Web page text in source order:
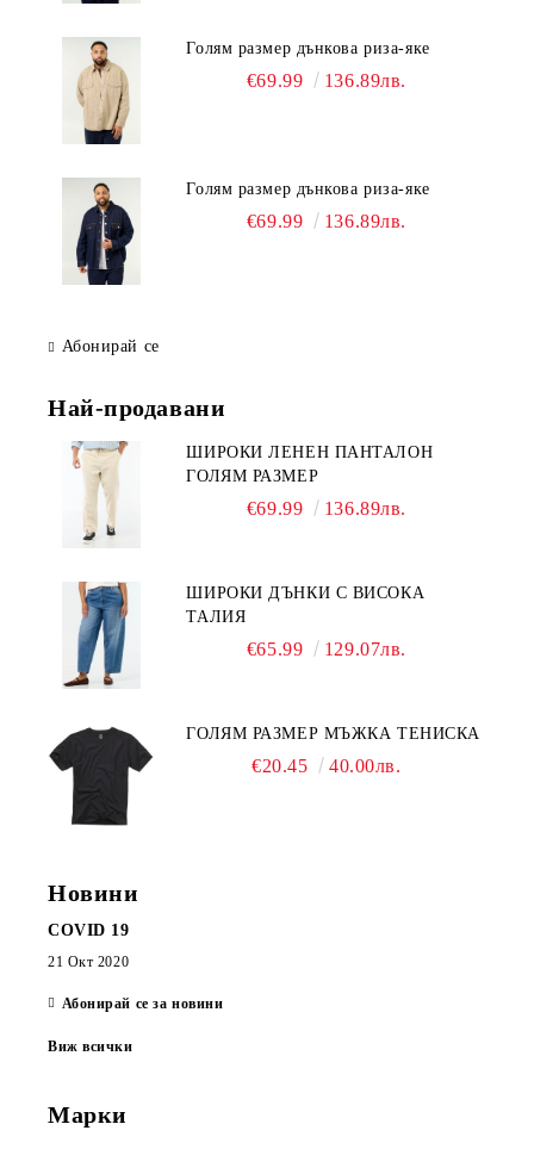
Голям размер дънкова риза-яке
€69.99 136.89лв.
Голям размер дънкова риза-яке
€69.99 136.89лв.
Абонирай се
Най-продавани
ШИРОКИ ЛЕНЕН ПАНТАЛОН
ГОЛЯМ РАЗМЕР
€69.99 136.89лв.
ШИРОКИ ДЪНКИ С ВИСОКА
ТАЛИЯ
€65.99 129.07лв.
ГОЛЯМ РАЗМЕР МЪЖКА ТЕНИСКА
€20.45 40.00лв.
Новини
COVID 19
21 Окт 2020
Абонирай се за новини
Виж всички
Марки